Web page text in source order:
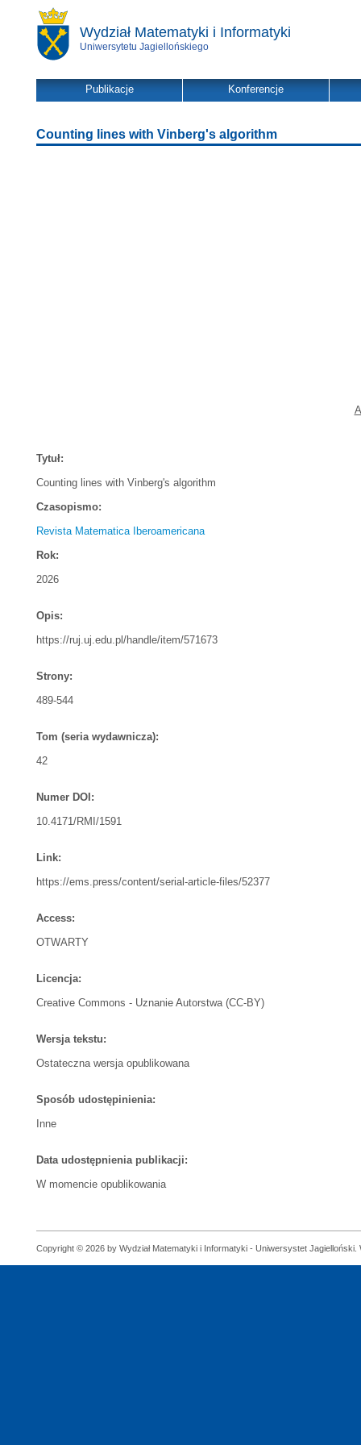
Wydział Matematyki i Informatyki
Uniwersytetu Jagiellońskiego
Publikacje Konferencje
Counting lines with Vinberg's algorithm
Tytuł:
Counting lines with Vinberg's algorithm
Czasopismo:
Revista Matematica Iberoamericana
Rok:
2026
Opis:
https://ruj.uj.edu.pl/handle/item/571673
Strony:
489-544
Tom (seria wydawnicza):
42
Numer DOI:
10.4171/RMI/1591
Link:
https://ems.press/content/serial-article-files/52377
Access:
OTWARTY
Licencja:
Creative Commons - Uznanie Autorstwa (CC-BY)
Wersja tekstu:
Ostateczna wersja opublikowana
Sposób udostępinienia:
Inne
Data udostępnienia publikacji:
W momencie opublikowania
Copyright © 2026 by Wydział Matematyki i Informatyki - Uniwersystet